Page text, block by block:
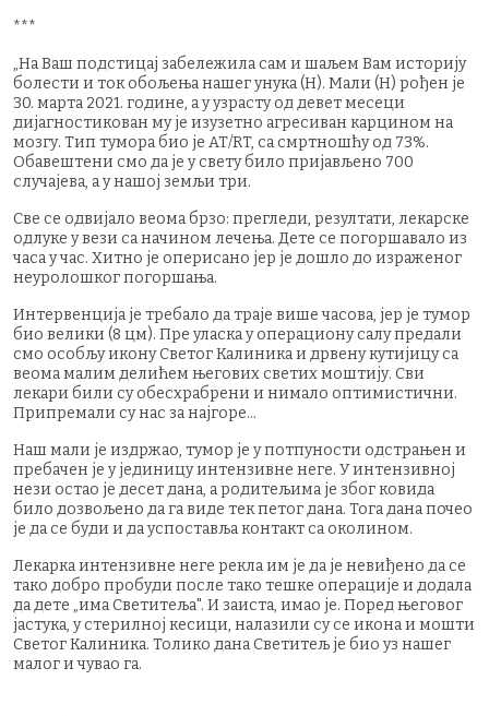
***
„На Ваш подстицај забележила сам и шаљем Вам историју
болести и ток обољења нашег унука (Н). Мали (Н) рођен је
30. марта 2021. године, а у узрасту од девет месеци
дијагностикован му је изузетно агресиван карцином на
мозгу. Тип тумора био је AT/RT, са смртношћу од 73%.
Обавештени смо да је у свету било пријављено 700
случајева, а у нашој земљи три.
Све се одвијало веома брзо: прегледи, резултати, лекарске
одлуке у вези са начином лечења. Дете се погоршавало из
часа у час. Хитно је оперисано јер је дошло до израженог
неуролошког погоршања.
Интервенција је требало да траје више часова, јер је тумор
био велики (8 цм). Пре уласка у операциону салу предали
смо особљу икону Светог Калиника и дрвену кутијицу са
веома малим делићем његових светих моштију. Сви
лекари били су обесхрабрени и нимало оптимистични.
Припремали су нас за најгоре...
Наш мали је издржао, тумор је у потпуности одстрањен и
пребачен је у јединицу интензивне неге. У интензивној
нези остао је десет дана, а родитељима је због ковида
било дозвољено да га виде тек петог дана. Тога дана почео
је да се буди и да успоставља контакт са околином.
Лекарка интензивне неге рекла им је да је невиђено да се
тако добро пробуди после тако тешке операције и додала
да дете „има Светитеља". И заиста, имао је. Поред његовог
јастука, у стерилној кесици, налазили су се икона и мошти
Светог Калиника. Толико дана Светитељ је био уз нашег
малог и чувао га.